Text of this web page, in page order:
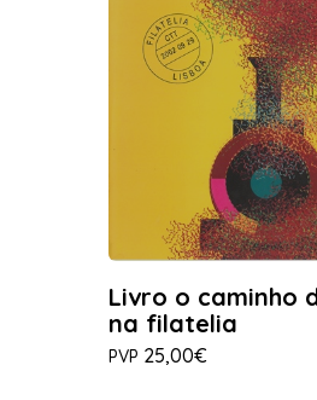
Livro o caminho
na filatelia
PVP 25,00€